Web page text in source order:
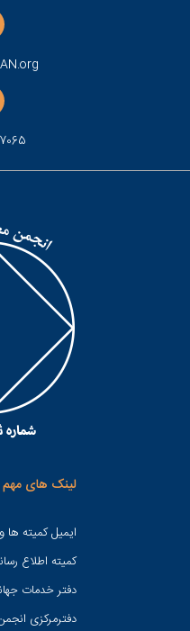
لینک های مهم
ایمیل کمیته ها
کميته اطلاع
دفتر خدمات
دفترمرکزی